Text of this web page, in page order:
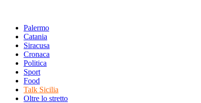
Palermo
Catania
Siracusa
Cronaca
Politica
Sport
Food
Talk Sicilia
Oltre lo stretto